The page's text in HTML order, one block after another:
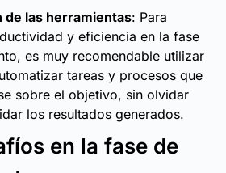
de las herramientas: Para
y eficiencia en la fase
es muy recomendable utilizar
tareas y procesos que
sobre el objetivo, sin olvidar
los resultados generados.
en la fase de